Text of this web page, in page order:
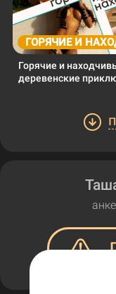
ГОРЯЧИЕ И
Горячие и
деревенские